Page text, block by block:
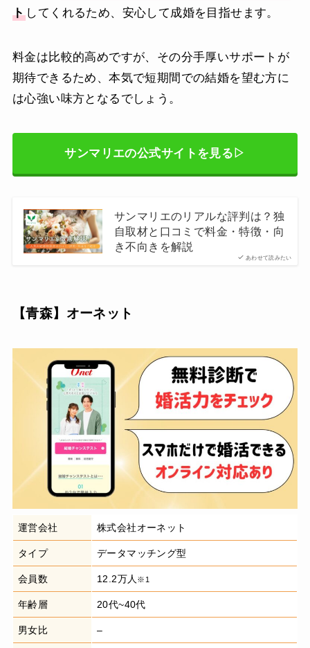
ト してくれるため、安心して成婚を目指せます。
料金は比較的高めですが、その分手厚いサポートが
期待できるため、本気で短期間での結婚を望む方に
は心強い味方となるでしょう。
サンマリエの公式サイトを見る▷
あわせて読みたい
サンマリエのリアルな評判は？独
自取材と口コミで料金・特徴・向
き不向きを解説
【青森】 オーネット
運営会社 株式会社オーネット
タイプ データマッチング型
会員数 12.2万人 ※1
年齢層 20代~40代
男女比 –